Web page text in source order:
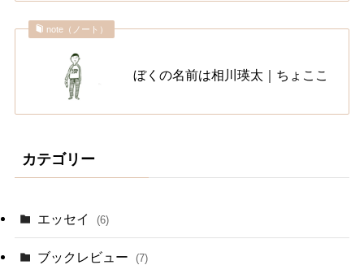
note（ノート）
ぼくの名前は相川瑛太｜ちょここ
カテゴリー
エッセイ (6)
ブックレビュー (7)